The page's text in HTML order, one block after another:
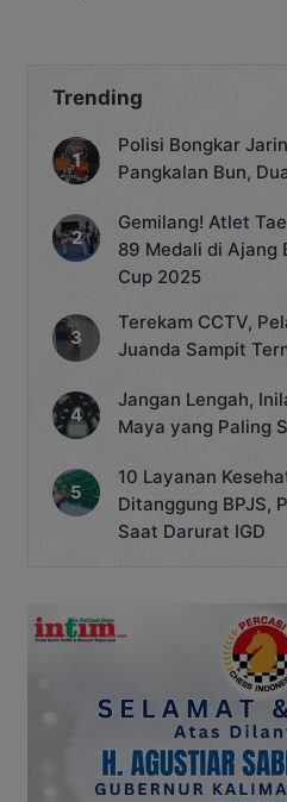
Trending
Polisi Bongkar
Pangkalan Bun,
Gemilang! Atlet
89 Medali di Ajang
Cup 2025
Terekam CCTV,
Juanda Sampit
Jangan Lengah,
Maya yang Paling
10 Layanan
Ditanggung BPJS,
Saat Darurat IGD